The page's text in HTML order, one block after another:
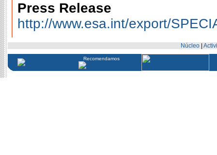
Press Release
http://www.esa.int/export/
Núcleo |
Recomendamos